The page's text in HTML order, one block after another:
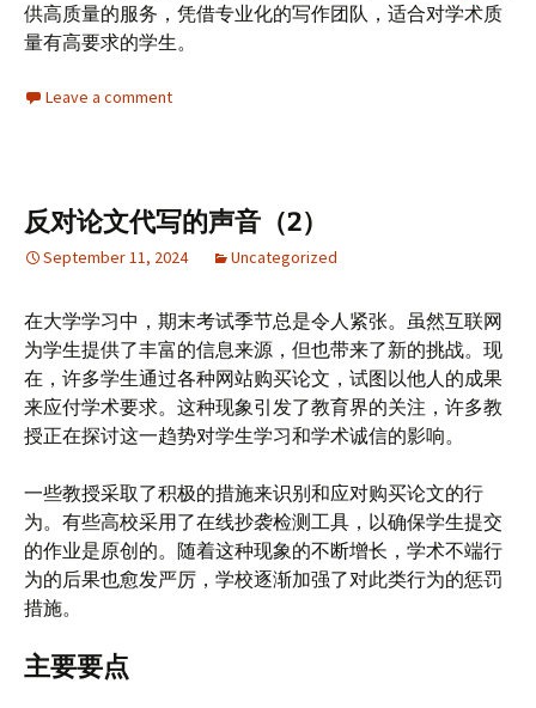
供高质量的服务，凭借专业化的写作团队，适合对学术质
量有高要求的学生。
Leave a comment
反对论文代写的声音（2）
September 11, 2024 Uncategorized
在大学学习中，期末考试季节总是令人紧张。虽然互联网
为学生提供了丰富的信息来源，但也带来了新的挑战。现
在，许多学生通过各种网站购买论文，试图以他人的成果
来应付学术要求。这种现象引发了教育界的关注，许多教
授正在探讨这一趋势对学生学习和学术诚信的影响。
一些教授采取了积极的措施来识别和应对购买论文的行
为。有些高校采用了在线抄袭检测工具，以确保学生提交
的作业是原创的。随着这种现象的不断增长，学术不端行
为的后果也愈发严厉，学校逐渐加强了对此类行为的惩罚
措施。
主要要点